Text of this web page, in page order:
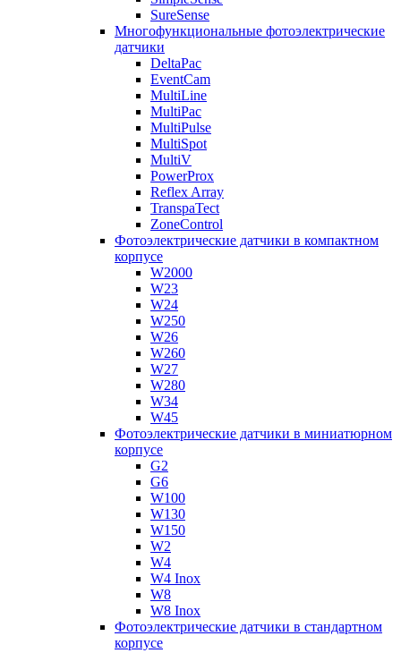
SureSense
Многофункциональные фотоэлектрические
датчики
DeltaPac
EventCam
MultiLine
MultiPac
MultiPulse
MultiSpot
MultiV
PowerProx
Reflex Array
TranspaTect
ZoneControl
Фотоэлектрические датчики в компактном
корпусе
W2000
W23
W24
W250
W26
W260
W27
W280
W34
W45
Фотоэлектрические датчики в миниатюрном
корпусе
G2
G6
W100
W130
W150
W2
W4
W4 Inox
W8
W8 Inox
Фотоэлектрические датчики в стандартном
корпусе